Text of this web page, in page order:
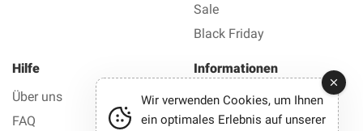
Sale
Black Friday
Hilfe
Über uns
FAQ
Informationen
Impressum
Datenschutz AGB
Wir verwenden Cookies, um Ihnen
ein optimales Erlebnis auf unserer